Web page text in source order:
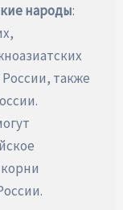
народы:
также